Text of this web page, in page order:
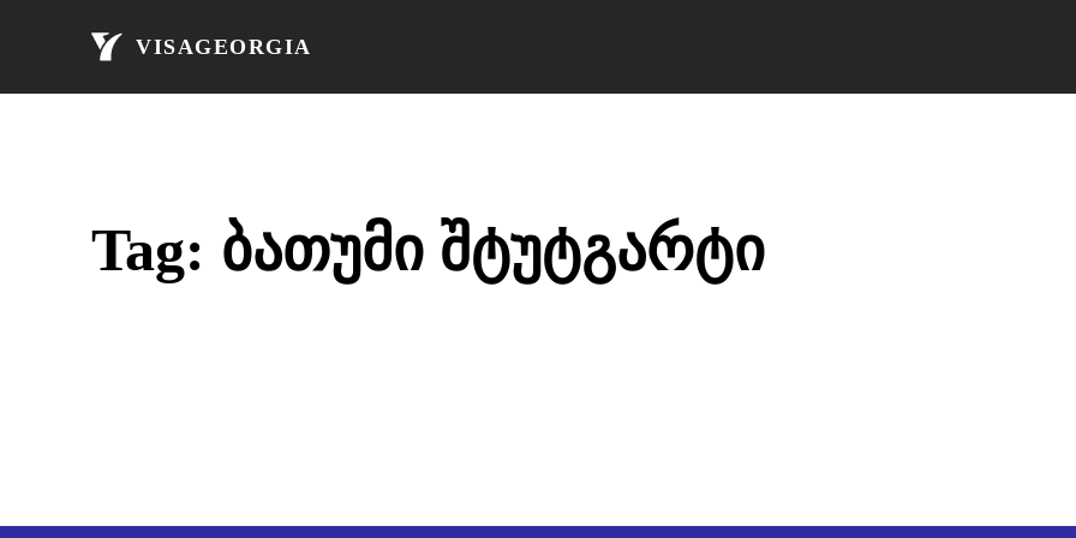
VISAGEORGIA
Tag: ბათუმი შტუტგარტი